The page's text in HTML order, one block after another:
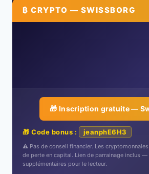
₿ CRYPTO — SWISSBORG
🎁 Inscription gratuite —
🎁 Code bonus : jeanphE6H3
⚠️ Pas de conseil financier. Les
de perte en capital. Lien de parrainage inclus —
supplémentaires pour le lecteur.